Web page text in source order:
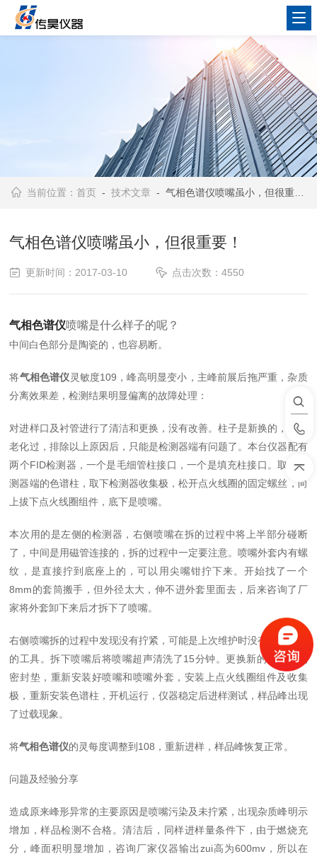
当前位置：首页 -技术文章 - 气相色谱仪喷嘴虽小，但很重要！
气相色谱仪喷嘴虽小，但很重要！
更新时间：2017-03-10 点击次数：4550
气相色谱仪喷嘴是什么样子的呢？
中间白色部分是陶瓷的，也容易断。
将气相色谱仪灵敏度109，峰高明显变小，主峰前展后拖严重，杂质
分离效果差，检测结果明显偏离的故障处理：
对进样口及衬管进行了清洁和更换，没有改善。柱子是新换的，已经
老化过，排除以上原因后，只能是检测器端有问题了。本台仪器配有
两个FID检测器，一个是毛细管柱接口，一个是填充柱接口。取下检
测器端的色谱柱，取下检测器收集极，松开点火线圈的固定螺丝，向
上拔下点火线圈组件，底下是喷嘴。
本次用的是左侧的检测器，右侧喷嘴在拆的过程中将上半部分碰断
了，中间是用磁管连接的，拆的过程中一定要注意。喷嘴外套内有螺
纹，是直接拧到底座上的，可以用尖嘴钳拧下来。开始找了一个
8mm的套筒搬手，但外径太大，伸不进外套里面去，后来咨询了厂
家将外套卸下来后才拆下了喷嘴。
右侧喷嘴拆的过程中发现没有拧紧，可能是上次维护时没有找到合适
的工具。拆下喷嘴后将喷嘴超声清洗了15分钟。更换新的喷嘴金属
密封垫，重新安装好喷嘴和喷嘴外套，安装上点火线圈组件及收集
极，重新安装色谱柱，开机运行，仪器稳定后进样测试，样品峰出现
了过载现象。
将气相色谱仪的灵每度调整到108，重新进样，样品峰恢复正常。
问题及经验分享
造成原来峰形异常的主要原因是喷嘴污染及未拧紧，出现杂质峰明示
增加，样品检测不合格。清洁后，同样进样量条件下，由于燃烧充
分，峰面积明显增加，咨询厂家仪器输出zui高为600mv，所以在